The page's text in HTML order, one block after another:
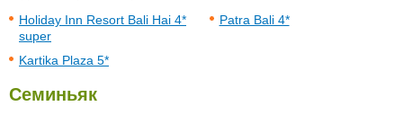
Holiday Inn Resort Bali Hai 4*
super
Kartika Plaza 5*
Patra Bali 4*
Семиньяк